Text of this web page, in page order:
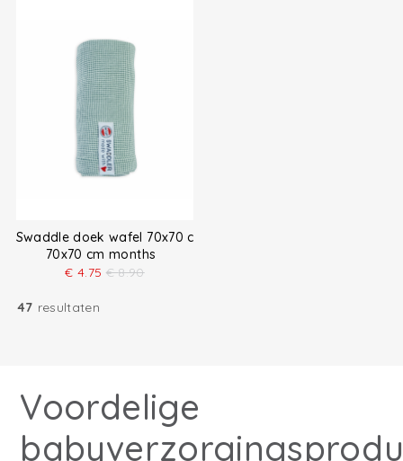
Swaddle doek wafel 70x70 cm
70x70 cm months
€ 4.75 € 8.90
47 resultaten
Voordelige